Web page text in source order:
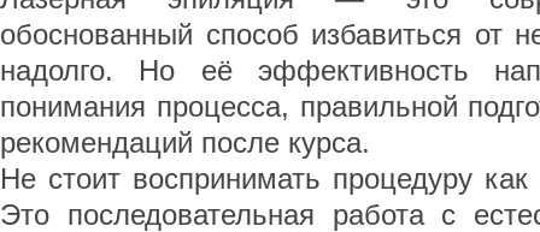
обоснованный способ избавиться от
надолго. Но её эффективность
понимания процесса, правильной
рекомендаций после курса.
Не стоит воспринимать процедуру
Это последовательная работа с